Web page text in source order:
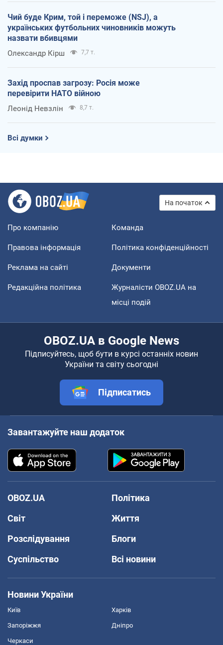
Чий буде Крим, той і переможе (NSJ), а
українських футбольних чиновників можуть
назвати вбивцями
Олександр Кірш 7,7 т.
Захід проспав загрозу: Росія може
перевірити НАТО війною
Леонід Невзлін 8,7 т.
Всі думки
На початок
Про компанію Команда
Правова інформація Політика конфіденційності
Реклама на сайті Документи
Редакційна політика
Журналісти OBOZ.UA на
місці подій
OBOZ.UA в Google News
Підписуйтесь, щоб бути в курсі останніх новин
України та світу сьогодні
Підписатись
Завантажуйте наш додаток
OBOZ.UA
Політика
Світ
Життя
Розслідування
Блоги
Суспільство
Всі новини
Новини України
Київ Харків
Запоріжжя Дніпро
Черкаси